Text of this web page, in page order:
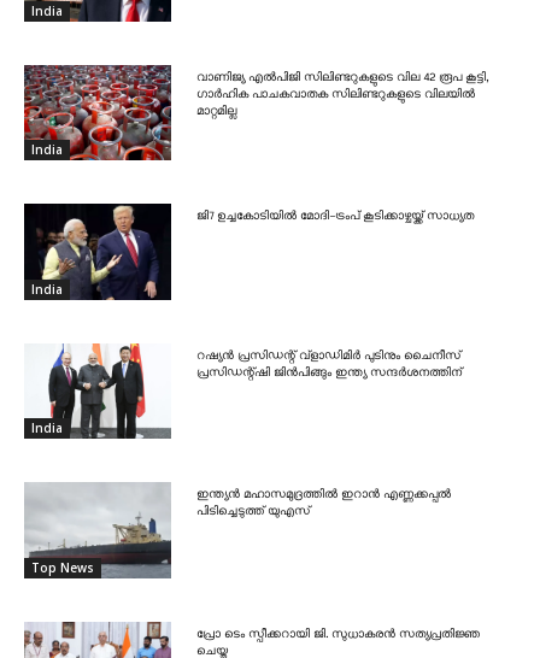
India
India
വാണിജ്യ എൽപിജി സിലിണ്ടറുകളുടെ വില 42 രൂപ കൂട്ടി,
ഗാർഹിക പാചകവാതക സിലിണ്ടറുകളുടെ വിലയിൽ
മാറ്റമില്ല
India
ജി7 ഉച്ചകോടിയിൽ മോദി-ട്രംപ് കൂടിക്കാഴ്ചയ്ക്ക് സാധ്യത
India
റഷ്യൻ പ്രസിഡന്റ് വ്‌ളാഡിമിർ പുടിനും ചൈനീസ്
പ്രസിഡന്റ്ഷി ജിൻപിങ്ങും ഇന്ത്യ സന്ദർശനത്തിന്
Top News
ഇന്ത്യൻ മഹാസമുദ്രത്തിൽ ഇറാൻ എണ്ണക്കപ്പൽ
പിടിച്ചെടുത്ത് യുഎസ്
പ്രോ ടെം സ്പീക്കറായി ജി. സുധാകരൻ സത്യപ്രതിജ്ഞ
ചെയ്തു